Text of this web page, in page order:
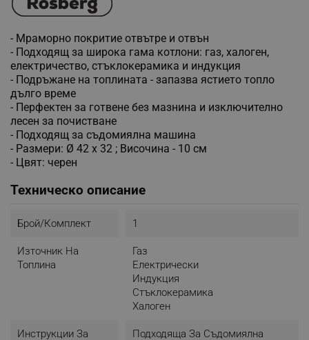
- Мраморно покритие отвътре и отвън
- Подходящ за широка гама котлони: газ, халоген,
електричество, стъклокерамика и индукция
- Подръжане на топлината - запазва ястието топло
дълго време
- Перфектен за готвене без мазнина и изключително
лесен за почистване
- Подходящ за съдомиялна машина
- Размери: Ø 42 x 32 ; Височина - 10 см
- Цвят: черен
Техническо описание
Брой/комплект 1
Източник На
Топлина
Газ
Електрически
Индукция
Стъклокерамика
Халоген
Инструкции За
Подходяща За Съдомиялна